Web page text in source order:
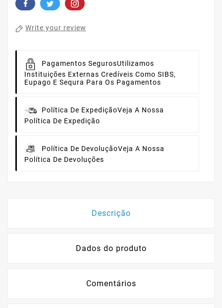
Write your review
Pagamentos SegurosUtilizamos
Instituições Externas Credíveis Como SIBS,
Eupago E Sequra Para Os Pagamentos
Política De ExpediçãoVeja A Nossa
Política De Expedição
Política De DevoluçãoVeja A Nossa
Política De Devoluções
Descrição
Dados do produto
Comentários